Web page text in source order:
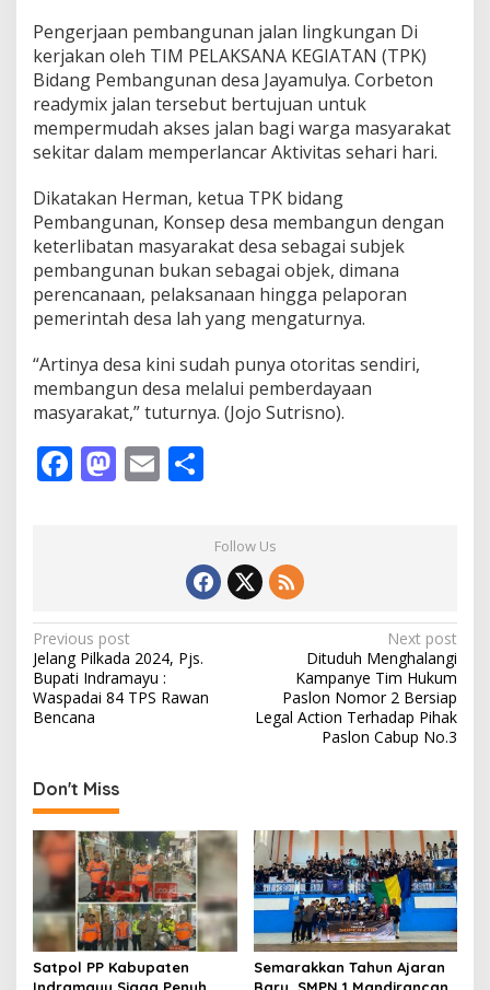
Pengerjaan pembangunan jalan lingkungan Di
kerjakan oleh TIM PELAKSANA KEGIATAN (TPK)
Bidang Pembangunan desa Jayamulya. Corbeton
readymix jalan tersebut bertujuan untuk
mempermudah akses jalan bagi warga masyarakat
sekitar dalam memperlancar Aktivitas sehari hari.
Dikatakan Herman, ketua TPK bidang
Pembangunan, Konsep desa membangun dengan
keterlibatan masyarakat desa sebagai subjek
pembangunan bukan sebagai objek, dimana
perencanaan, pelaksanaan hingga pelaporan
pemerintah desa lah yang mengaturnya.
“Artinya desa kini sudah punya otoritas sendiri,
membangun desa melalui pemberdayaan
masyarakat,” tuturnya. (Jojo Sutrisno).
F
o
k
M
n
E
ar
eFollow Us
P
o
s
a
v
i
g
a
t
i
Previous post
Jelang Pilkada 2024, Pjs.
Bupati Indramayu :
Waspadai 84 TPS Rawan
Bencana
Next post
Dituduh Menghalangi
Kampanye Tim Hukum
Paslon Nomor 2 Bersiap
Legal Action Terhadap Pihak
Paslon Cabup No.3
Don't Miss
Satpol PP Kabupaten
Semarakkan Tahun Ajaran